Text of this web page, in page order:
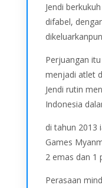
Jendi
difabel,
Perjuangan
menjadi atlet
Jendi rutin
Indonesia
di tahun 2013
Games
2 emas dan 1
Perasaan